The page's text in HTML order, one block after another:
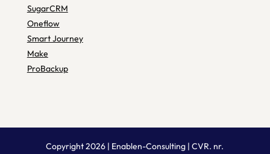
SugarCRM
Oneflow
Smart Journey
Make
ProBackup
Copyright 2026 | Enablen-Consulting | CVR. nr.